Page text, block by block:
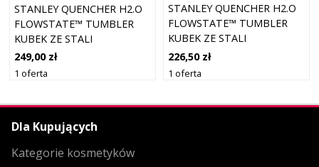
STANLEY QUENCHER H2.O
FLOWSTATE™ TUMBLER
KUBEK ZE STALI
NIERDZEWNEJ ZE SŁOMKĄ
DUŻY SPRING GREEN 1180
249,00 zł
1 oferta
STANLEY QUENCHER H2.O
FLOWSTATE™ TUMBLER
KUBEK ZE STALI
NIERDZEWNEJ ZE SŁOMKĄ
ŚREDNI SPRING GREEN 890
226,50 zł
1 oferta
Dla Kupujących
Kategorie kosmetyków